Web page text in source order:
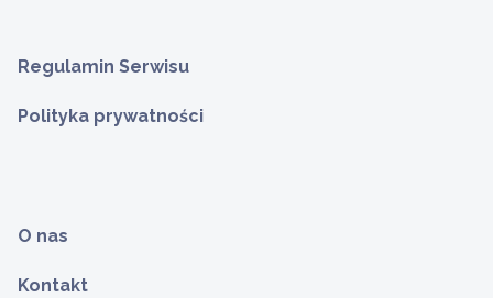
Regulamin Serwisu
Polityka prywatności
O nas
Kontakt